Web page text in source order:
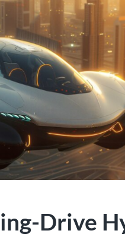
Drive